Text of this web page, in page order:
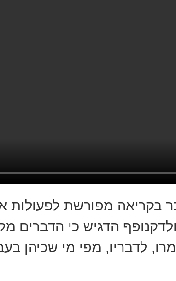
בקריאה מפורשת לפעולות
הדגיש כי הדברים
לדבריו, מפי מי שכיהן